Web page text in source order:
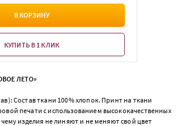
В КОРЗИНУ
КУПИТЬ В 1 КЛИК
ЛЕТО»
Состав ткани 100% хлопок. Принт на ткани
печати с использованием высококачественных
изделия не линяют и не меняют свой цвет